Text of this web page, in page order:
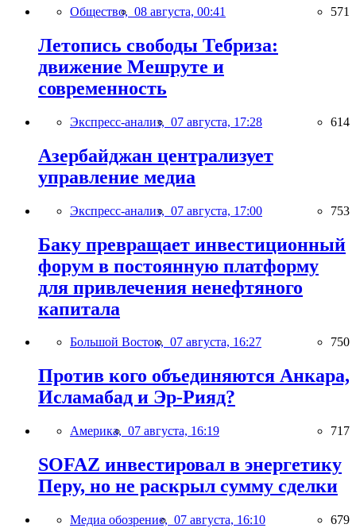
Общество, 08 августа, 00:41 571
Летопись свободы Тебриза:
движение Мешруте и
современность
Экспресс-анализ, 07 августа, 17:28 614
Азербайджан централизует
управление медиа
Экспресс-анализ, 07 августа, 17:00 753
Баку превращает инвестиционный
форум в постоянную платформу
для привлечения ненефтяного
капитала
Большой Восток, 07 августа, 16:27 750
Против кого объединяются Анкара,
Исламабад и Эр-Рияд?
Америка, 07 августа, 16:19 717
SOFAZ инвестировал в энергетику
Перу, но не раскрыл сумму сделки
Медиа обозрение, 07 августа, 16:10 679